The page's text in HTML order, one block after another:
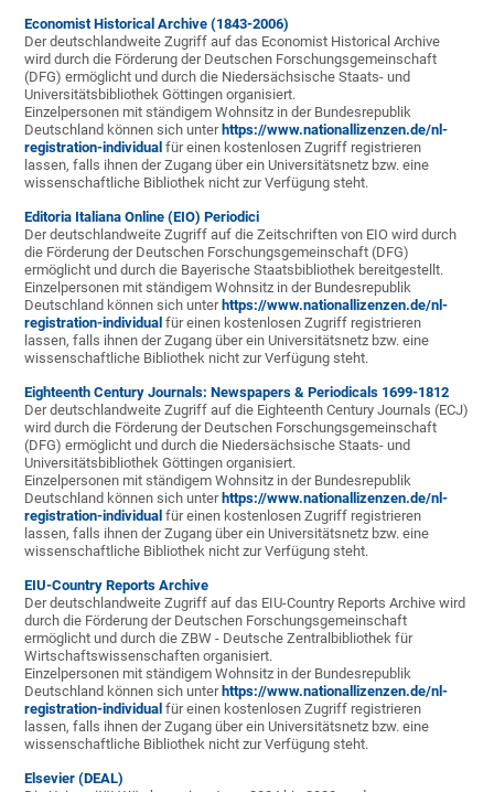
Economist Historical Archive (1843-2006)
Der deutschlandweite Zugriff auf das Economist Historical Archive
wird durch die Förderung der Deutschen Forschungsgemeinschaft
(DFG) ermöglicht und durch die Niedersächsische Staats- und
Universitätsbibliothek Göttingen organisiert.
Einzelpersonen mit ständigem Wohnsitz in der Bundesrepublik
Deutschland können sich unter https://www.nationallizenzen.de/nl-
registration-individual für einen kostenlosen Zugriff registrieren
lassen, falls ihnen der Zugang über ein Universitätsnetz bzw. eine
wissenschaftliche Bibliothek nicht zur Verfügung steht.
Editoria Italiana Online (EIO) Periodici
Der deutschlandweite Zugriff auf die Zeitschriften von EIO wird durch
die Förderung der Deutschen Forschungsgemeinschaft (DFG)
ermöglicht und durch die Bayerische Staatsbibliothek bereitgestellt.
Einzelpersonen mit ständigem Wohnsitz in der Bundesrepublik
Deutschland können sich unter https://www.nationallizenzen.de/nl-
registration-individual für einen kostenlosen Zugriff registrieren
lassen, falls ihnen der Zugang über ein Universitätsnetz bzw. eine
wissenschaftliche Bibliothek nicht zur Verfügung steht.
Eighteenth Century Journals: Newspapers & Periodicals 1699-1812
Der deutschlandweite Zugriff auf die Eighteenth Century Journals (ECJ)
wird durch die Förderung der Deutschen Forschungsgemeinschaft
(DFG) ermöglicht und durch die Niedersächsische Staats- und
Universitätsbibliothek Göttingen organisiert.
Einzelpersonen mit ständigem Wohnsitz in der Bundesrepublik
Deutschland können sich unter https://www.nationallizenzen.de/nl-
registration-individual für einen kostenlosen Zugriff registrieren
lassen, falls ihnen der Zugang über ein Universitätsnetz bzw. eine
wissenschaftliche Bibliothek nicht zur Verfügung steht.
EIU-Country Reports Archive
Der deutschlandweite Zugriff auf das EIU-Country Reports Archive wird
durch die Förderung der Deutschen Forschungsgemeinschaft
ermöglicht und durch die ZBW - Deutsche Zentralbibliothek für
Wirtschaftswissenschaften organisiert.
Einzelpersonen mit ständigem Wohnsitz in der Bundesrepublik
Deutschland können sich unter https://www.nationallizenzen.de/nl-
registration-individual für einen kostenlosen Zugriff registrieren
lassen, falls ihnen der Zugang über ein Universitätsnetz bzw. eine
wissenschaftliche Bibliothek nicht zur Verfügung steht.
Elsevier (DEAL)